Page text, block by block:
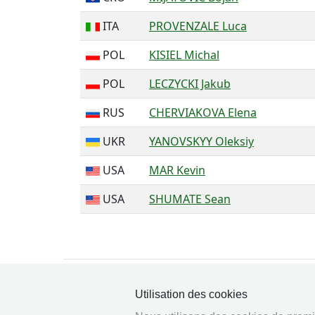
Utilisation des cookies
ITA
PROVENZALE Luca
POL
KISIEL Michal
POL
LECZYCKI Jakub
RUS
CHERVIAKOVA Elena
UKR
YANOVSKYY Oleksiy
USA
MAR Kevin
USA
SHUMATE Sean